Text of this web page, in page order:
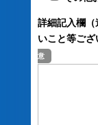
詳細記入欄
いこと等ご
意